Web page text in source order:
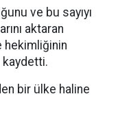
ve bu sayıyı
aktaran
hekimliğinin
kaydetti.
bir ülke haline